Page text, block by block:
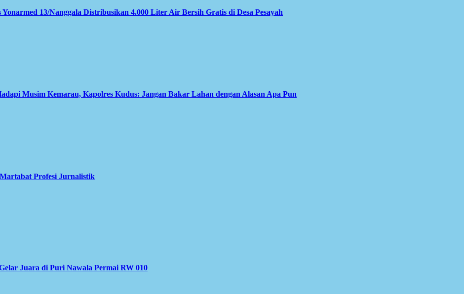
13/Nanggala Distribusikan 4.000 Liter Air Bersih Gratis di Desa Pesayah
Musim Kemarau, Kapolres Kudus: Jangan Bakar Lahan dengan Alasan Apa Pun
Profesi Jurnalistik
Juara di Puri Nawala Permai RW 010